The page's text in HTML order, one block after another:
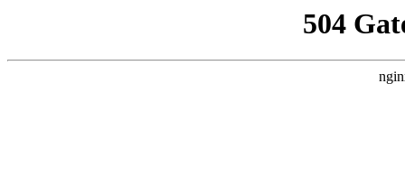
504